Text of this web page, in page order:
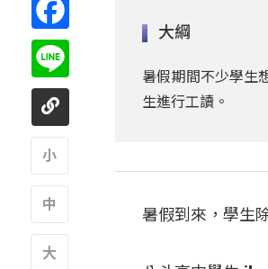
大綱
暑假期間不少學生
生進行工讀。
暑假到來，學生